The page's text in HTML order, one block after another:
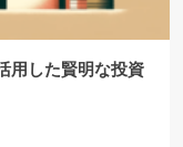
用した賢明な投資